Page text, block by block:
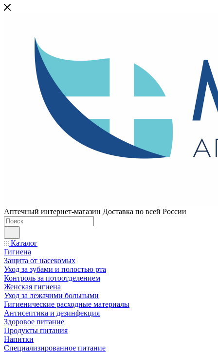
Аптечный интернет-магазин Доставка по всей России
Каталог
Гигиена
Защита от насекомых
Уход за зубами и полостью рта
Контроль за потоотделением
Женская гигиена
Уход за лежачими больными
Гигиенические расходные материалы
Антисептика и дезинфекция
Здоровое питание
Продукты питания
Напитки
Специализированное питание